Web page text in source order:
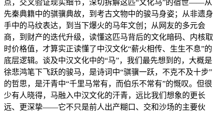
点，交叉验证现实细节，深切拆解这匹“文化马”的宿世——从
先秦典籍中的骐骥典故，到考古文物中的骏马身姿；从非遗身
手中的马纹表达，到当下爆火的马年文创；从网友的多元会
商，到财产的迭代升级，读懂这匹马背后的文化暗码、内核取
时价格值，才算实正读懂了中汉文化“薪火相传、生生不息”的
底层逻辑。谈及中汉文化中的“马”，我们最先想到的，大概是
徐悲鸿笔下飞跃的骏马，是诗词中“骐骥一跃，不克不及十步”
的哲思，是汗青中“千里马常有，而伯乐不常有”的慨叹。但很
少有人晓得，马融入中汉文化的汗青，远比我们想象的更长
远、更深挚——它不只是前人出产糊口、交和沙场的主要伙